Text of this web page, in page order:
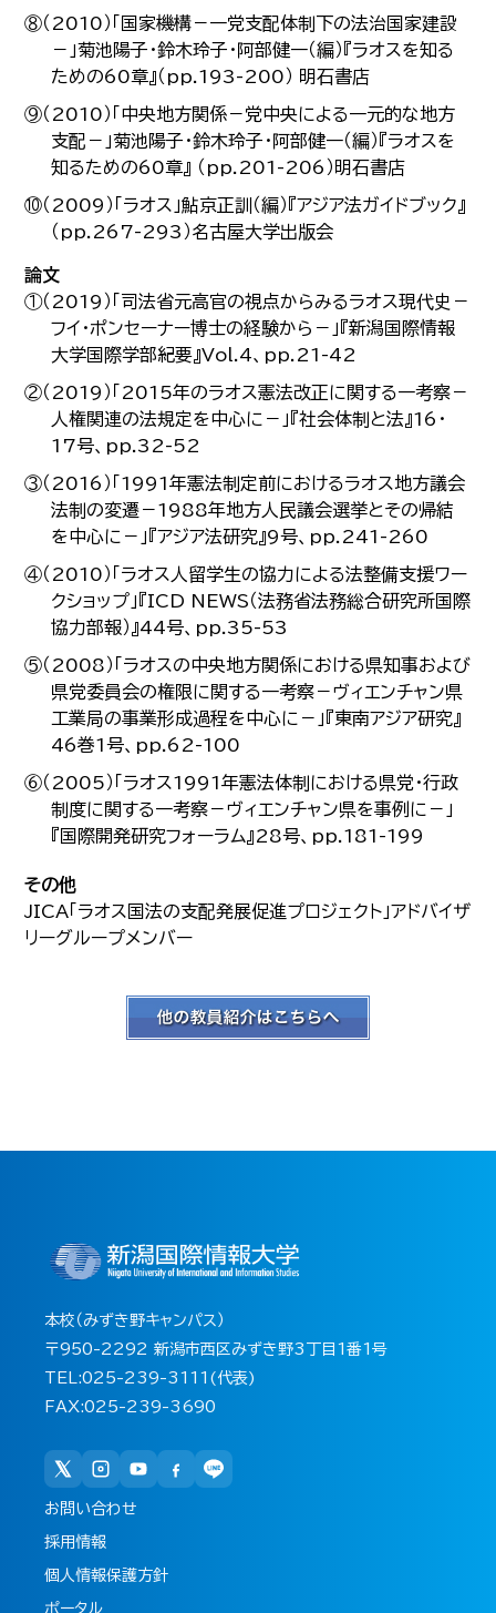
⑧（2010）「国家機構－一党支配体制下の法治国家建設
－」菊池陽子・鈴木玲子・阿部健一（編）『ラオスを知る
ための60章』（pp.193-200） 明石書店
⑨（2010）「中央地方関係－党中央による一元的な地方
支配－」菊池陽子・鈴木玲子・阿部健一（編）『ラオスを
知るための60章』 （pp.201-206）明石書店
⑩（2009）「ラオス」鮎京正訓（編）『アジア法ガイドブック』
（pp.267-293）名古屋大学出版会
論文
①（2019）「司法省元高官の視点からみるラオス現代史－
フイ・ポンセーナー博士の経験から－」『新潟国際情報
大学国際学部紀要』Vol.4、pp.21-42
②（2019）「2015年のラオス憲法改正に関する一考察－
人権関連の法規定を中心に－」『社会体制と法』16・
17号、pp.32-52
③（2016）「1991年憲法制定前におけるラオス地方議会
法制の変遷－1988年地方人民議会選挙とその帰結
を中心に－」『アジア法研究』9号、pp.241-260
④（2010）「ラオス人留学生の協力による法整備支援ワー
クショップ」『ICD NEWS（法務省法務総合研究所国際
協力部報）』44号、pp.35-53
⑤（2008）「ラオスの中央地方関係における県知事および
県党委員会の権限に関する一考察－ヴィエンチャン県
工業局の事業形成過程を中心に－」『東南アジア研究』
46巻1号、pp.62-100
⑥（2005）「ラオス1991年憲法体制における県党・行政
制度に関する一考察－ヴィエンチャン県を事例に－」
『国際開発研究フォーラム』28号、pp.181-199
その他
JICA「ラオス国法の支配発展促進プロジェクト」アドバイザ
リーグループメンバー
本校（みずき野キャンパス）
〒950-2292 新潟市西区みずき野3丁目1番1号
TEL:025-239-3111(代表)
FAX:025-239-3690
お問い合わせ
採用情報
個人情報保護方針
ポータル